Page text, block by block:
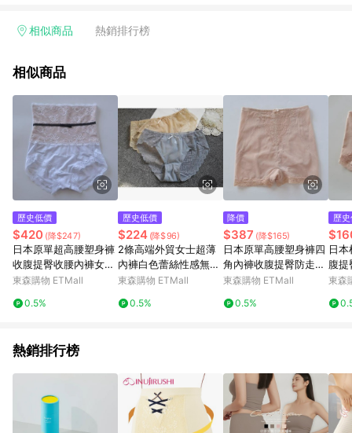
單，皆不在點數回饋範圍內。 3. 如購買以下類別商品，將無法獲
球嚴選、商城、專案商品、「草莓網」全館商品。 4. 如取消訂
回饋。 5. 點數回饋會扣除所有折扣優惠後之最終發票金額計算，
實際回饋請依LINE購物通知為主。 6. 訂單如有使用東森購物
ETMall站內之折扣優惠(包含但不限於東森幣、樂透金、東森現金
券等)，不具點數回饋資格。詳細請依東森購物ETMall之結帳頁面
顯示為準。 7. LINE購物設有「單一商品最高回饋點數」機制(特
殊活動時開放「回饋無上限」)，以同一訂單中同一商品不論件數
計算，並依訂單成立時間當下LINE購物所設定的回饋機制為準。
如顯示之商品規格、顏色、價位、贈品與東森購物ETMall銷售網
頁不符，以銷售網頁標示為準。 9. 若有贈點爭議，請務必於訂單
日期+180天以內至LINE購物客服洽詢；若超過180天(含)以上進
行申訴，恕無法贈點回饋。 10. 部分點數紅包僅限指定商品使
用，或不適用於無回饋商品。各點數紅包之適用商品與使用條件
請依點數紅包頁面規則為準。
相似商品 熱銷排行榜
相似商品
歷史低價
$420 (降$247)
日本原單超高腰塑身褲
收腹提臀收腰內褲女夏
薄款無痕美體三角內褲
東森購物 ETMall
0.5%
歷史低價
$224 (降$96)
2條高端外貿女士超薄
內褲白色蕾絲性感無痕
網紗大碼胖MM包臀透
東森購物 ETMall
0.5%
降價
$387 (降$165)
日本原單高腰塑身褲四
角內褲收腹提臀防走光
美體塑形安全褲平角褲
東森購物 ETMall
0.5%
歷
日
腹提
小平
東森
熱銷排行榜